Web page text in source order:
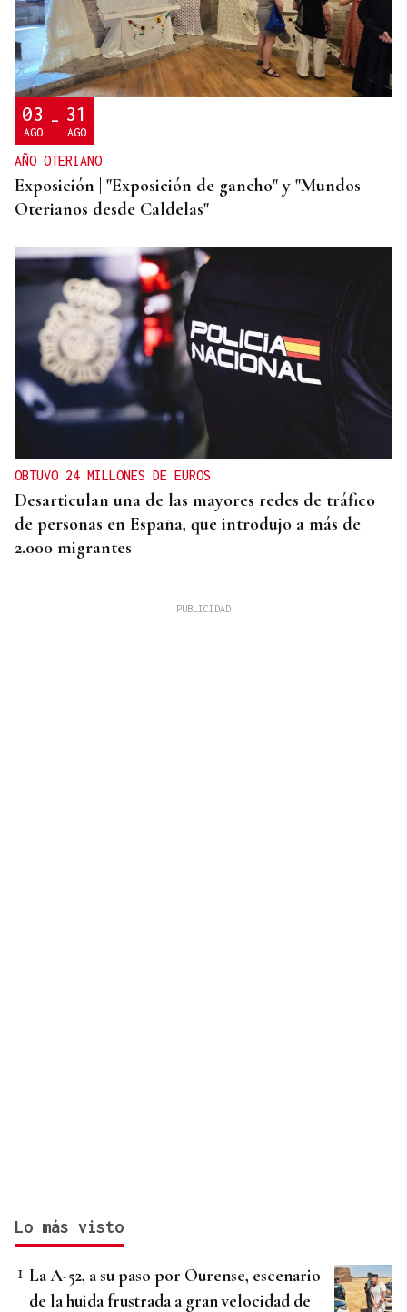
03
AGO - 31
AGO
AÑO OTERIANO
Exposición | "Exposición de gancho" y "Mundos
Oterianos desde Caldelas"
OBTUVO 24 MILLONES DE EUROS
Desarticulan una de las mayores redes de tráfico
de personas en España, que introdujo a más de
2.000 migrantes
Lo más visto
La A-52, a su paso por Ourense, escenario
de la huida frustrada a gran velocidad de